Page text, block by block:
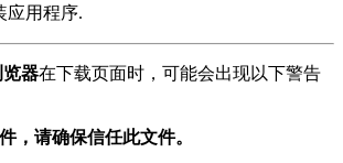
应用程序.
览器在下载页面时，可能会出现以下警告
，请确保信任此文件。